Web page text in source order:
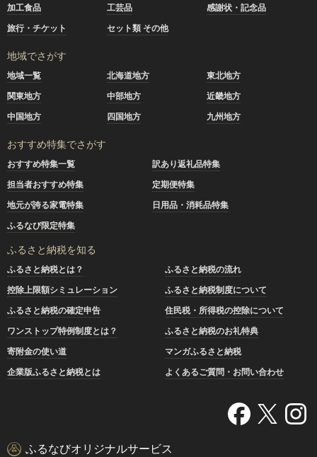
加工食品
工芸品
感謝状・記念品
旅行・チケット
セット類 その他
地域でさがす
地域一覧 北海道地方
東北地方
関東地方
中部地方
近畿地方
中国地方
四国地方 九州地方
おすすめ特集でさがす
おすすめ特集一覧
訳あり返礼品特集
担当者おすすめ特集
定期便特集
地元が誇る家電特集
日用品・消耗品特集
ふるなび限定特集
ふるさと納税を知る
ふるさと納税とは？
ふるさと納税の流れ
控除上限額シミュレーション
ふるさと納税制度について
ふるさと納税の確定申告
住民税・所得税の控除について
ワンストップ特例制度とは？
ふるさと納税のお礼特典
寄附金の使い道
マンガふるさと納税
企業版ふるさと納税とは
よくあるご質問・お問い合わせ
ふるなびオリジナルサービス